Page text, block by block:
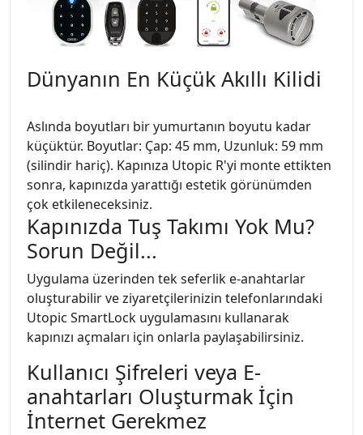
Dünyanın En Küçük Akıllı Kilidi
Aslında boyutları bir yumurtanın boyutu kadar
küçüktür. Boyutlar: Çap: 45 mm, Uzunluk: 59 mm
(silindir hariç). Kapınıza Utopic R'yi monte ettikten
sonra, kapınızda yarattığı estetik görünümden
çok etkileneceksiniz.
Kapınızda Tuş Takımı Yok Mu?
Sorun Değil...
Uygulama üzerinden tek seferlik e-anahtarlar
oluşturabilir ve ziyaretçilerinizin telefonlarındaki
Utopic SmartLock uygulamasını kullanarak
kapınızı açmaları için onlarla paylaşabilirsiniz.
Kullanıcı Şifreleri veya E-
anahtarları Oluşturmak İçin
İnternet Gerekmez